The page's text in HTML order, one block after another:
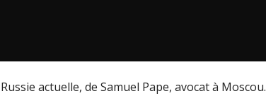
actuelle, de Samuel Pape, avocat à Moscou.